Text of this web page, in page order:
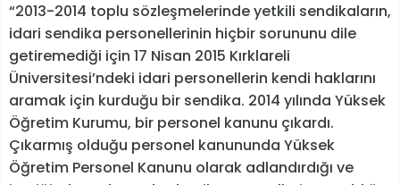
“2013-2014 toplu sözleşmelerinde yetkili sendikaların,
idari sendika personellerinin hiçbir sorununu dile
getiremediği için 17 Nisan 2015 Kırklareli
Üniversitesi’ndeki idari personellerin kendi haklarını
aramak için kurduğu bir sendika. 2014 yılında Yüksek
Öğretim Kurumu, bir personel kanunu çıkardı.
Çıkarmış olduğu personel kanununda Yüksek
Öğretim Personel Kanunu olarak adlandırdığı ve